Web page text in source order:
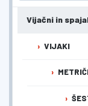
Vijačni in
VIJAKI